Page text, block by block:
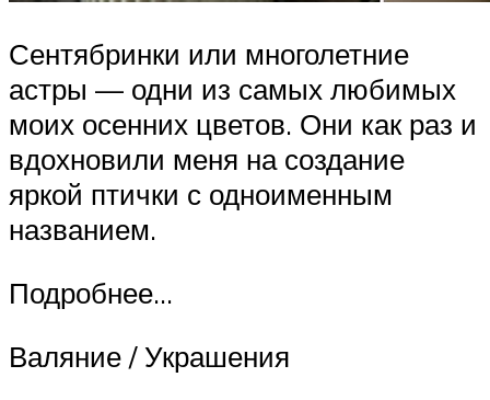
Сентябринки или многолетние
астры — одни из самых любимых
моих осенних цветов. Они как раз и
вдохновили меня на создание
яркой птички с одноименным
названием.
Подробнее…
Валяние / Украшения